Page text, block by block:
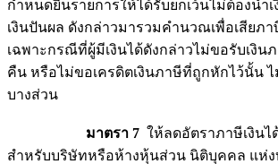
กำหนดยื่นรายการให้ได้รับยกเว้นไม่ต้องนำเ
เงินปันผล ดังกล่าวมารวมคำนวณเพื่อเสียภา
เฉพาะกรณีที่ผู้มีเงินได้ดังกล่าวไม่ขอรับเงิน
คืน หรือไม่ขอเครดิตเงินภาษีที่ถูกหักไว้นั้น
บางส่วน
มาตรา 7 ให้ลดอัตราภาษีเงินไ
สำหรับบริษัทหรือห้างหุ้นส่วน นิติบุคคล แห่